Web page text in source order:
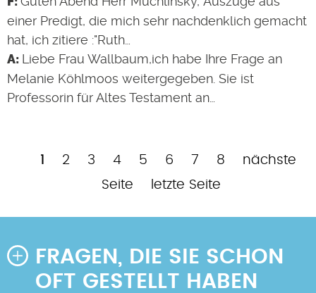
einer Predigt, die mich sehr nachdenklich gemacht
hat, ich zitiere :"Ruth…
Liebe Frau Wallbaum,ich habe Ihre Frage an
Melanie Köhlmoos weitergegeben. Sie ist
Professorin für Altes Testament an…
Seitennummerierung
Aktuelle
1 Page
2 Page
3 Page
4 Page
5 Page
6 Page
7 Page
8
Nächste
nächste
Seite
Letzte
letzte Seite
FRAGEN, DIE SIE SCHON
OFT GESTELLT HABEN